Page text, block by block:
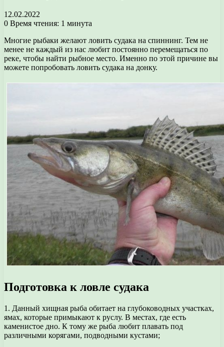
12.02.2022
0 Время чтения: 1 минута
Многие рыбаки желают ловить судака на спиннинг. Тем не
менее не каждый из нас любит постоянно перемещаться по
реке, чтобы найти рыбное место. Именно по этой причине вы
можете попробовать ловить судака на донку.
Подготовка к ловле судака
1. Данный хищная рыба обитает на глубоководных участках,
ямах, которые примыкают к руслу. В местах, где есть
каменистое дно. К тому же рыба любит плавать под
различными корягами, подводными кустами;